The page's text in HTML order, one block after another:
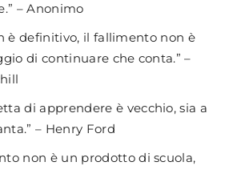
– Anonimo
è definitivo, il fallimento non è
di continuare che conta.” –
di apprendere è vecchio, sia a
– Henry Ford
non è un prodotto di scuola,